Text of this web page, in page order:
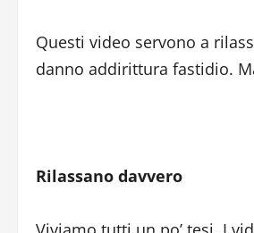
Questi video servono a
danno addirittura fastidio.
Rilassano davvero